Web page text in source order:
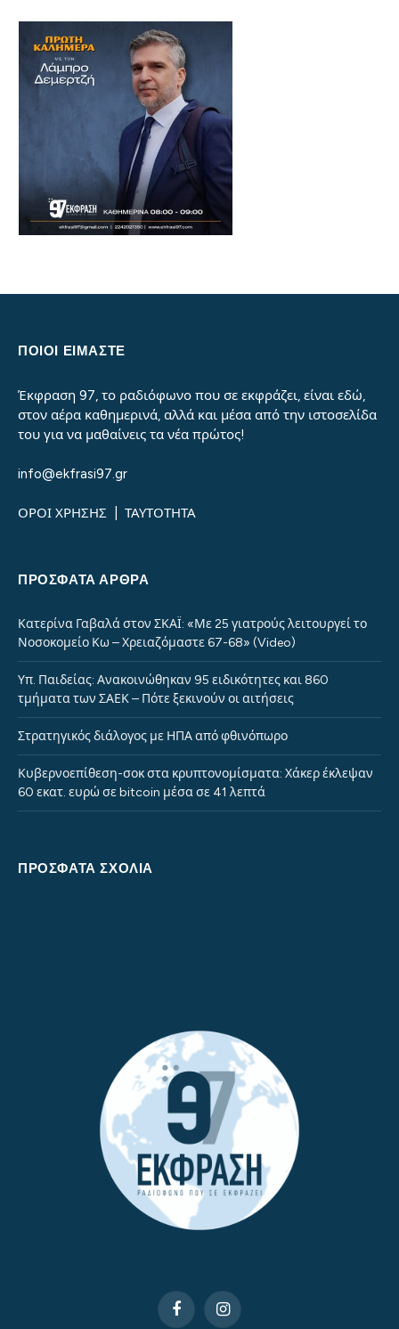
ΠΟΙΟΙ ΕΙΜΑΣΤΕ
Έκφραση 97, το ραδιόφωνο που σε εκφράζει, είναι εδώ,
στον αέρα καθημερινά, αλλά και μέσα από την ιστοσελίδα
του για να μαθαίνεις τα νέα πρώτος!
info@ekfrasi97.gr
ΟΡΟΙ ΧΡΗΣΗΣ ΤΑΥΤΟΤΗΤΑ
ΠΡΌΣΦΑΤΑ ΆΡΘΡΑ
Κατερίνα Γαβαλά στον ΣΚΑΪ: «Με 25 γιατρούς λειτουργεί το
Νοσοκομείο Κω – Χρειαζόμαστε 67-68» (Video)
Υπ. Παιδείας: Ανακοινώθηκαν 95 ειδικότητες και 860
τμήματα των ΣΑΕΚ – Πότε ξεκινούν οι αιτήσεις
Στρατηγικός διάλογος με ΗΠΑ από φθινόπωρο
Κυβερνοεπίθεση-σοκ στα κρυπτονομίσματα: Χάκερ έκλεψαν
60 εκατ. ευρώ σε bitcoin μέσα σε 41 λεπτά
ΠΡΌΣΦΑΤΑ ΣΧΌΛΙΑ
FacebookInstagram